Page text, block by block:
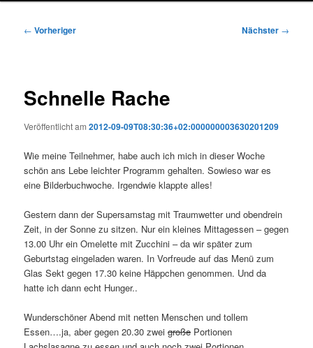
Beitragsnavigation
← Vorheriger Nächster →
Schnelle Rache
Veröffentlicht am2012-09-09T08:30:36+02:000000003630201209
Wie meine Teilnehmer, habe auch ich mich in dieser Woche
schön ans Lebe leichter Programm gehalten. Sowieso war es
eine Bilderbuchwoche. Irgendwie klappte alles!
Gestern dann der Supersamstag mit Traumwetter und obendrein
Zeit, in der Sonne zu sitzen. Nur ein kleines Mittagessen – gegen
13.00 Uhr ein Omelette mit Zucchini – da wir später zum
Geburtstag eingeladen waren. In Vorfreude auf das Menü zum
Glas Sekt gegen 17.30 keine Häppchen genommen. Und da
hatte ich dann echt Hunger..
Wunderschöner Abend mit netten Menschen und tollem
Essen….ja, aber gegen 20.30 zweigroße Portionen